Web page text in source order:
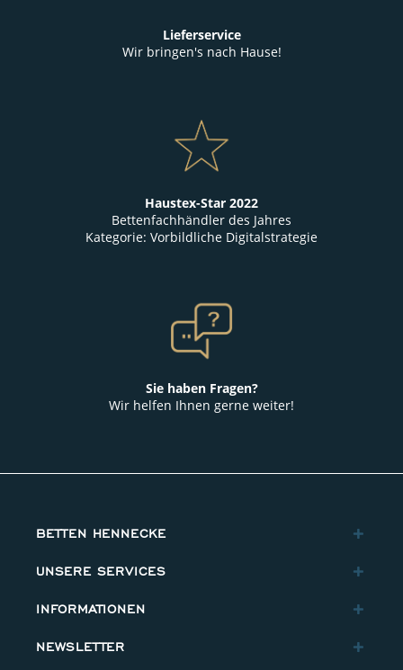
Lieferservice
Wir bringen's nach Hause!
Haustex-Star 2022
Bettenfachhändler des Jahres
Kategorie: Vorbildliche Digitalstrategie
Sie haben Fragen?
Wir helfen Ihnen gerne weiter!
BETTEN HENNECKE
UNSERE SERVICES
INFORMATIONEN
NEWSLETTER